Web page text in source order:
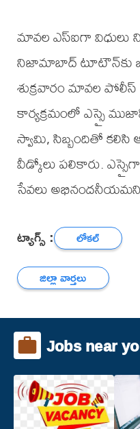
మావల ఎస్ఐగా విధులు
నిజామాబాద్ టూటౌన్‌కు
శుక్రవారం మావల పోలీస్
కార్యక్రమంలో ఎస్సై
స్వామి, సిబ్బందితో కలిసి
వీడ్కోలు పలికారు.
సేవలు అభినందనీయమని
ట్యాగ్స్ : లోకల్
జిల్లా వార్తలు
Jobs near